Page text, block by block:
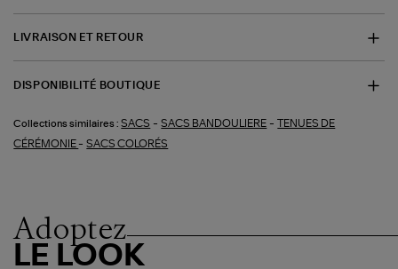
LIVRAISON ET RETOUR
DISPONIBILITÉ BOUTIQUE
Collections similaires : SACS -SACS BANDOULIERE - TENUES DE
CÉRÉMONIE -SACS COLORÉS
Adoptez
LE LOOK